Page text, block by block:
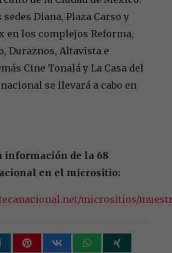
Diana, Plaza Carso y
en los complejos Reforma,
Duraznos, Altavista e
Cine Tonalá y La Casa del
se llevará a cabo en
información de la 68
en el micrositio:
micrositios/